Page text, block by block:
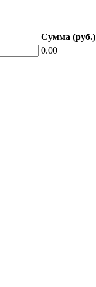
Сумма (руб.)
0.00